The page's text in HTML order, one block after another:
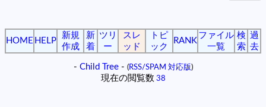
HOME HELP
新規
作成
新
着
ツリ
ー
スレ
ッド
トピ
ック
RANK
ファイル
一覧
検
索
過
去
- Child Tree- (RSS/SPAM 対応版)
現在の閲覧数 38